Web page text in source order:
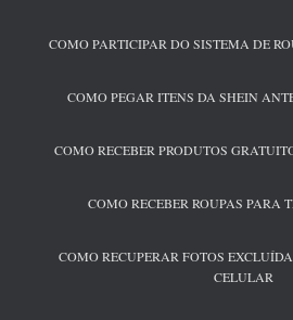
COMO PARTICIPAR DO SISTEMA DE
COMO PEGAR ITENS DA SHEIN
COMO RECEBER PRODUTOS
COMO RECEBER ROUPAS PARA
COMO RECUPERAR FOTOS
CELULAR